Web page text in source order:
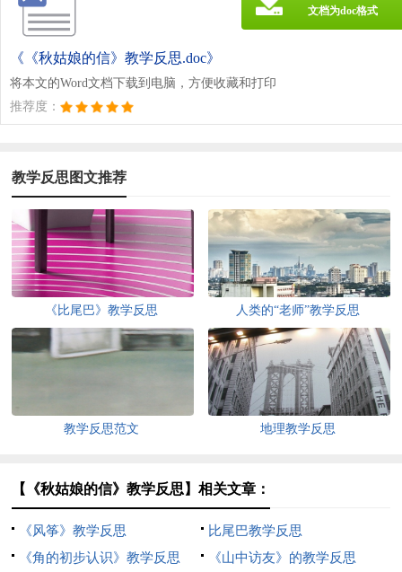
《《秋姑娘的信》教学反思.doc》
将本文的Word文档下载到电脑，方便收藏和打印
推荐度：
文档为doc格式
教学反思图文推荐
《比尾巴》教学反思 人类的“老师”教学反思
教学反思范文 地理教学反思
【《秋姑娘的信》教学反思】相关文章：
《风筝》教学反思
比尾巴教学反思
《角的初步认识》教学反思
《山中访友》的教学反思